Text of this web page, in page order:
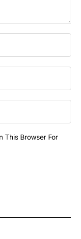
This Browser For